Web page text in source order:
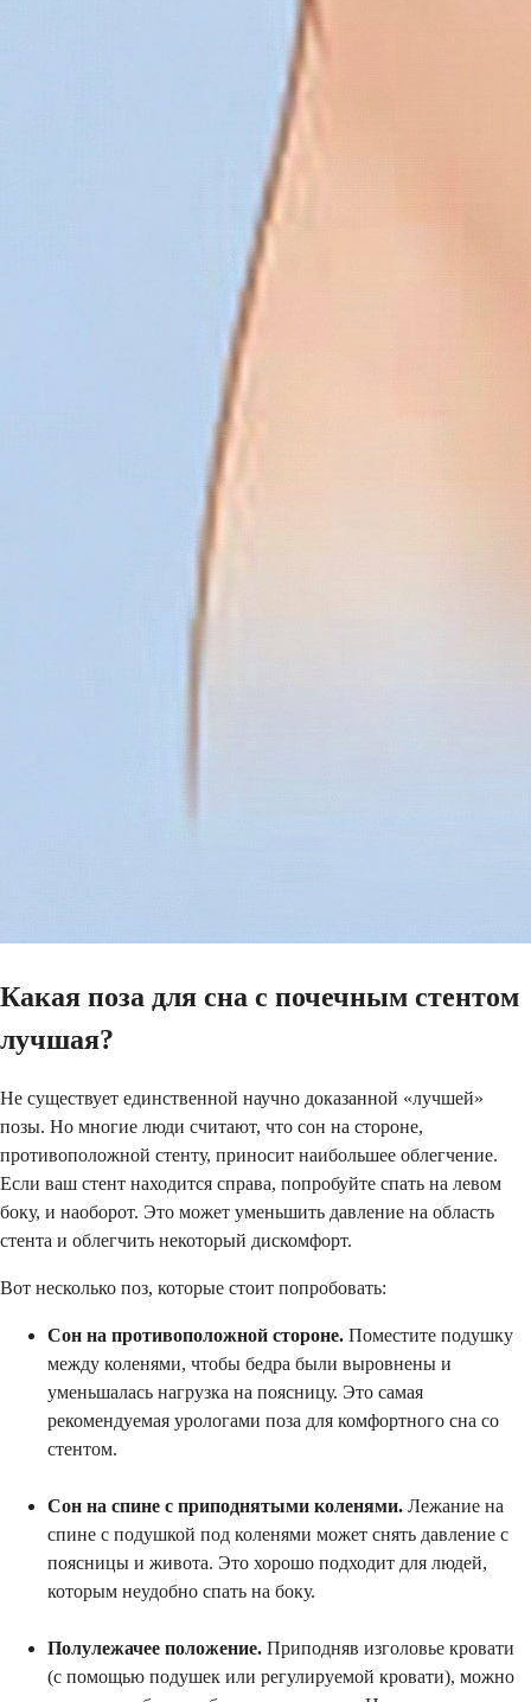
Какая поза для сна с почечным стентом
лучшая?
Не существует единственной научно доказанной «лучшей»
позы. Но многие люди считают, что сон на стороне,
противоположной стенту, приносит наибольшее облегчение.
Если ваш стент находится справа, попробуйте спать на левом
боку, и наоборот. Это может уменьшить давление на область
стента и облегчить некоторый дискомфорт.
Вот несколько поз, которые стоит попробовать:
Сон на противоположной стороне. Поместите подушку
между коленями, чтобы бедра были выровнены и
уменьшалась нагрузка на поясницу. Это самая
рекомендуемая урологами поза для комфортного сна со
стентом.
Сон на спине с приподнятыми коленями. Лежание на
спине с подушкой под коленями может снять давление с
поясницы и живота. Это хорошо подходит для людей,
которым неудобно спать на боку.
Полулежачее положение. Приподняв изголовье кровати
(с помощью подушек или регулируемой кровати), можно